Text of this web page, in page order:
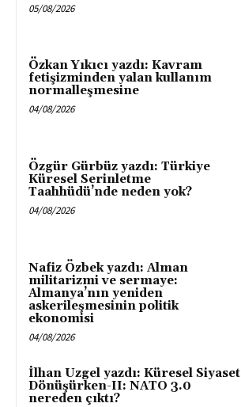
05/08/2026
Özkan Yıkıcı yazdı: Kavram
fetişizminden yalan kullanım
normalleşmesine
04/08/2026
Özgür Gürbüz yazdı: Türkiye
Küresel Serinletme
Taahhüdü’nde neden yok?
04/08/2026
Nafiz Özbek yazdı: Alman
militarizmi ve sermaye:
Almanya’nın yeniden
askerileşmesinin politik
ekonomisi
04/08/2026
İlhan Uzgel yazdı: Küresel Siyaset
Dönüşürken-II: NATO 3.0
nereden çıktı?